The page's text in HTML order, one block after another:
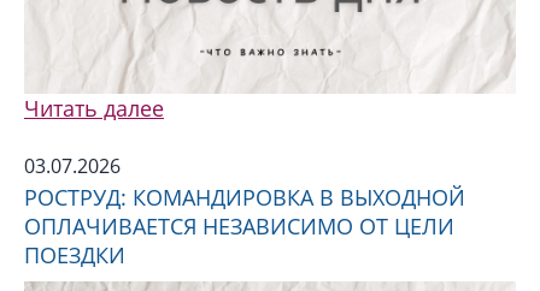
Читать далее
03.07.2026
РОСТРУД: КОМАНДИРОВКА В ВЫХОДНОЙ
ОПЛАЧИВАЕТСЯ НЕЗАВИСИМО ОТ ЦЕЛИ
ПОЕЗДКИ